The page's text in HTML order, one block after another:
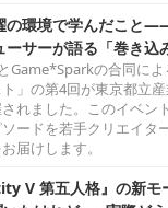
の環境で学んだこと
ーサーが語る「巻き込
Game*Sparkの合同に
」の第4回が東京都立
れました。このイベン
ードを若手クリエイタ
届けします。
V 第五人格』の新モ